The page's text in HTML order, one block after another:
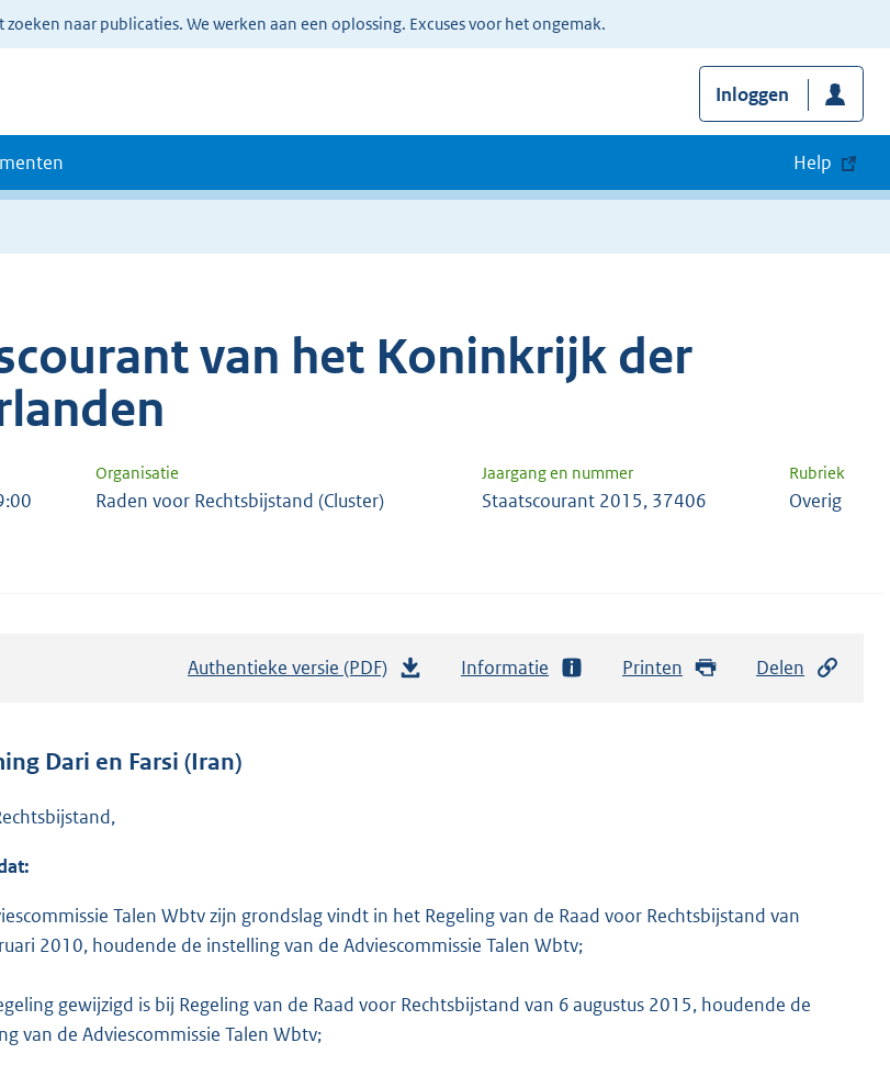
naar publicaties. We werken aan een oplossing. Excuses voor het ongemak.
Inloggen
Help
van het Koninkrijk der
Organisatie Jaargang en nummer Rubriek
Raden voor Rechtsbijstand (Cluster) Staatscourant 2015, 37406 Overig
Authentieke versie (PDF)
g
Informatie Printen Delen
Dari en Farsi (Iran)
Talen Wbtv zijn grondslag vindt in het Regeling van de Raad voor Rechtsbijstand van
2010, houdende de instelling van de Adviescommissie Talen Wbtv;
gewijzigd is bij Regeling van de Raad voor Rechtsbijstand van 6 augustus 2015, houdende de
van de Adviescommissie Talen Wbtv;